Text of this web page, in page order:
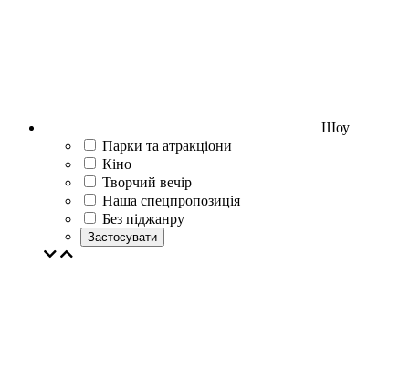
Шоу
Парки та атракціони
Кіно
Творчий вечір
Наша спецпропозиція
Без піджанру
Застосувати